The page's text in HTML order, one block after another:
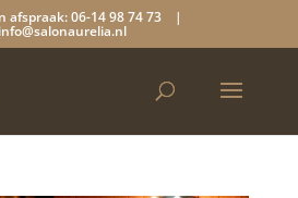
afspraak: 06-14 98 74 73 |
info@salonaurelia.nl